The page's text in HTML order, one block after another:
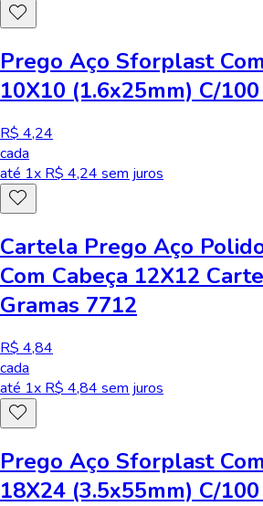
Prego Aço Sforplast
10X10 (1.6x25mm) C/
R$ 4,24
cada
até 1x R$ 4,24 sem juros
Cartela Prego Aço
Com Cabeça 12X12
Gramas 7712
R$ 4,84
cada
até 1x R$ 4,84 sem juros
Prego Aço Sforplast
18X24 (3.5x55mm) C/